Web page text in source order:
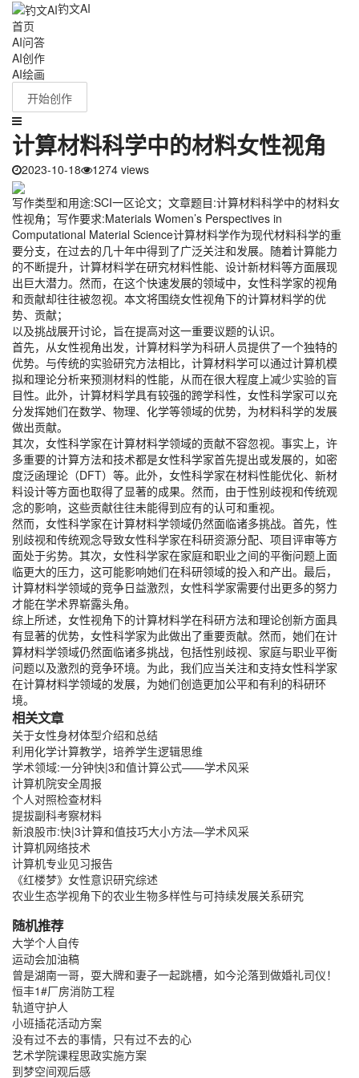
钓文AI
首页
AI问答
AI创作
AI绘画
开始创作
计算材料科学中的材料女性视角
2023-10-18 1274 views
写作类型和用途:SCI一区论文；文章题目:计算材料科学中的材料女
性视角；写作要求:Materials Women’s Perspectives in
Computational Material Science计算材料学作为现代材料科学的重
要分支，在过去的几十年中得到了广泛关注和发展。随着计算能力
的不断提升，计算材料学在研究材料性能、设计新材料等方面展现
出巨大潜力。然而，在这个快速发展的领域中，女性科学家的视角
和贡献却往往被忽视。本文将围绕女性视角下的计算材料学的优
势、贡献；
以及挑战展开讨论，旨在提高对这一重要议题的认识。
首先，从女性视角出发，计算材料学为科研人员提供了一个独特的
优势。与传统的实验研究方法相比，计算材料学可以通过计算机模
拟和理论分析来预测材料的性能，从而在很大程度上减少实验的盲
目性。此外，计算材料学具有较强的跨学科性，女性科学家可以充
分发挥她们在数学、物理、化学等领域的优势，为材料科学的发展
做出贡献。
其次，女性科学家在计算材料学领域的贡献不容忽视。事实上，许
多重要的计算方法和技术都是女性科学家首先提出或发展的，如密
度泛函理论（DFT）等。此外，女性科学家在材料性能优化、新材
料设计等方面也取得了显著的成果。然而，由于性别歧视和传统观
念的影响，这些贡献往往未能得到应有的认可和重视。
然而，女性科学家在计算材料学领域仍然面临诸多挑战。首先，性
别歧视和传统观念导致女性科学家在科研资源分配、项目评审等方
面处于劣势。其次，女性科学家在家庭和职业之间的平衡问题上面
临更大的压力，这可能影响她们在科研领域的投入和产出。最后，
计算材料学领域的竞争日益激烈，女性科学家需要付出更多的努力
才能在学术界崭露头角。
综上所述，女性视角下的计算材料学在科研方法和理论创新方面具
有显著的优势，女性科学家为此做出了重要贡献。然而，她们在计
算材料学领域仍然面临诸多挑战，包括性别歧视、家庭与职业平衡
问题以及激烈的竞争环境。为此，我们应当关注和支持女性科学家
在计算材料学领域的发展，为她们创造更加公平和有利的科研环
境。
相关文章
关于女性身材体型介绍和总结
利用化学计算教学，培养学生逻辑思维
学术领域:一分钟快|3和值计算公式——学术风采
计算机院安全周报
个人对照检查材料
提拔副科考察材料
新浪股市:快|3计算和值技巧大小方法—学术风采
计算机网络技术
计算机专业见习报告
《红楼梦》女性意识研究综述
农业生态学视角下的农业生物多样性与可持续发展关系研究
随机推荐
大学个人自传
运动会加油稿
曾是湖南一哥，耍大牌和妻子一起跳槽，如今沦落到做婚礼司仪！
恒丰1#厂房消防工程
轨道守护人
小班插花活动方案
没有过不去的事情，只有过不去的心
艺术学院课程思政实施方案
到梦空间观后感